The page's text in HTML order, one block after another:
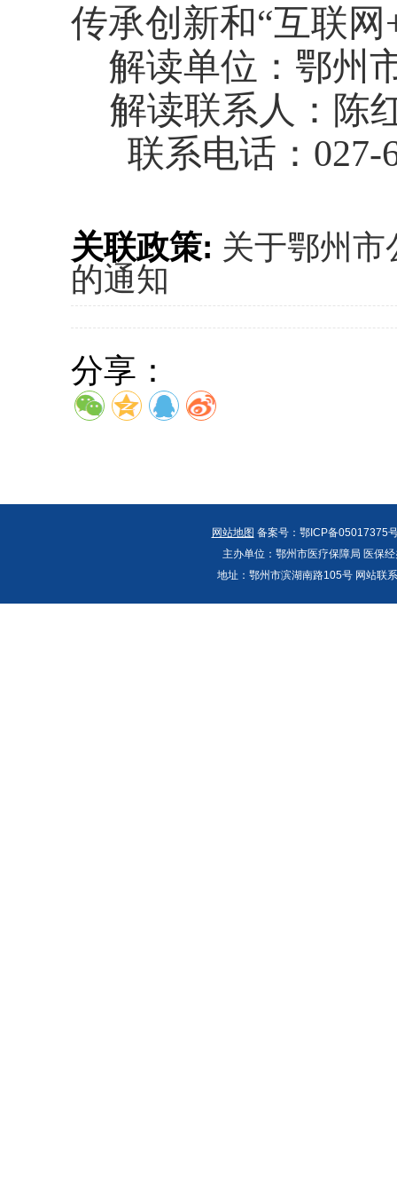
传承创新和“互联网
解读单位：鄂州
解读联系人：陈
联系电话：027-
关联政策: 关于鄂州
的通知
分享：
网站地图 备案号：鄂ICP备05017375
主办单位：鄂州市医疗保障局 医保
地址：鄂州市滨湖南路105号 网站